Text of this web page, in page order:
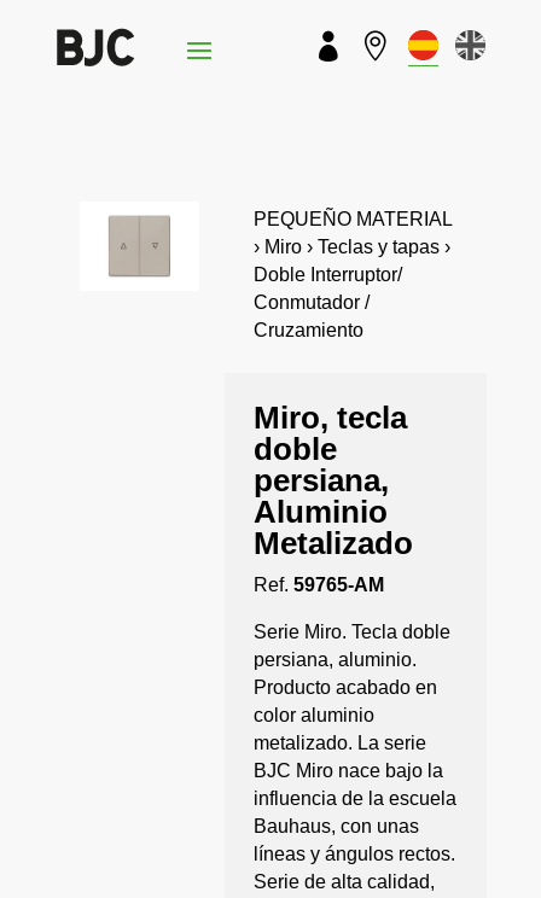
 
PEQUEÑO MATERIAL
› Miro › Teclas y tapas ›
Doble Interruptor/
Conmutador /
Cruzamiento
Miro, tecla
doble
persiana,
Aluminio
Metalizado
Ref.59765-AM
Serie Miro. Tecla doble
persiana, aluminio.
Producto acabado en
color aluminio
metalizado. La serie
BJC Miro nace bajo la
influencia de la escuela
Bauhaus, con unas
líneas y ángulos rectos.
Serie de alta calidad,